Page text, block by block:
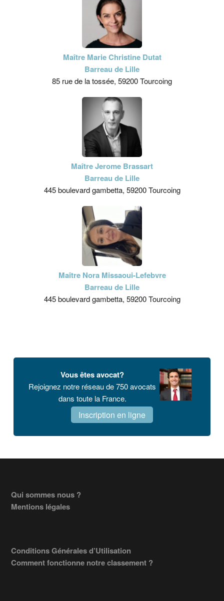
Maître Marie Christine Dutat
Barreau de Lille
85 rue de la tossée, 59200 Tourcoing
Maître Jerome Brassart
Barreau de Lille
445 boulevard gambetta, 59200 Tourcoing
Maître Nora Missaoui-Lefebvre
Barreau de Lille
445 boulevard gambetta, 59200 Tourcoing
Vous êtes avocat?
Rejoignez notre réseau de 750 avocats
dans toute la France.
Inscription en ligne
Footer
Qui sommes nous ?
Mentions légales
Conditions Générales d’Utilisation
Comment fonctionne notre classement ?